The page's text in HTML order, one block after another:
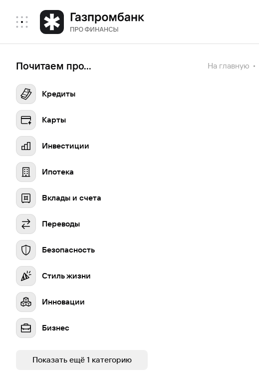
На главную
Почитаем про...
Кредиты
Карты
Инвестиции
Ипотека
Вклады и счета
Переводы
Безопасность
Стиль жизни
Инновации
Бизнес
Показать ещё 1 категорию